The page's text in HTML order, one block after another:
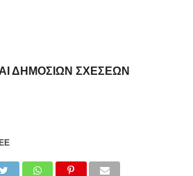
ΔΗΜΟΣΙΩΝ ΣΧΕΣΕΩΝ